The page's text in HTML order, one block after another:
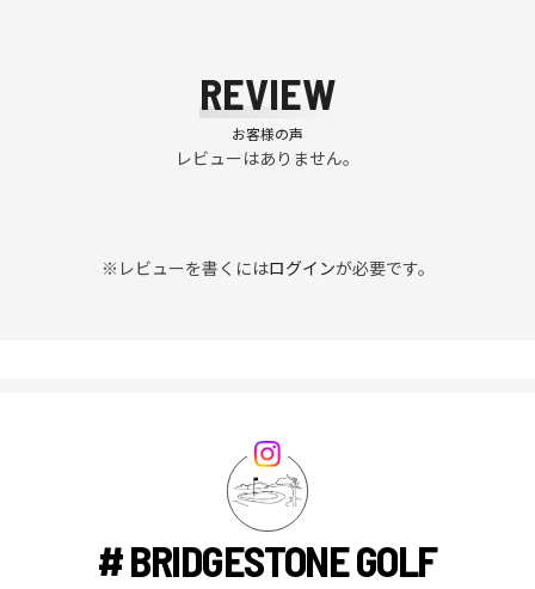
REVIEW
お客様の声
レビューはありません。
※レビューを書くにはログインが必要です。
# BRIDGESTONE GOLF